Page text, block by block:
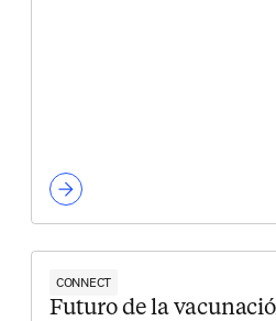
CONNECT
Futuro de la